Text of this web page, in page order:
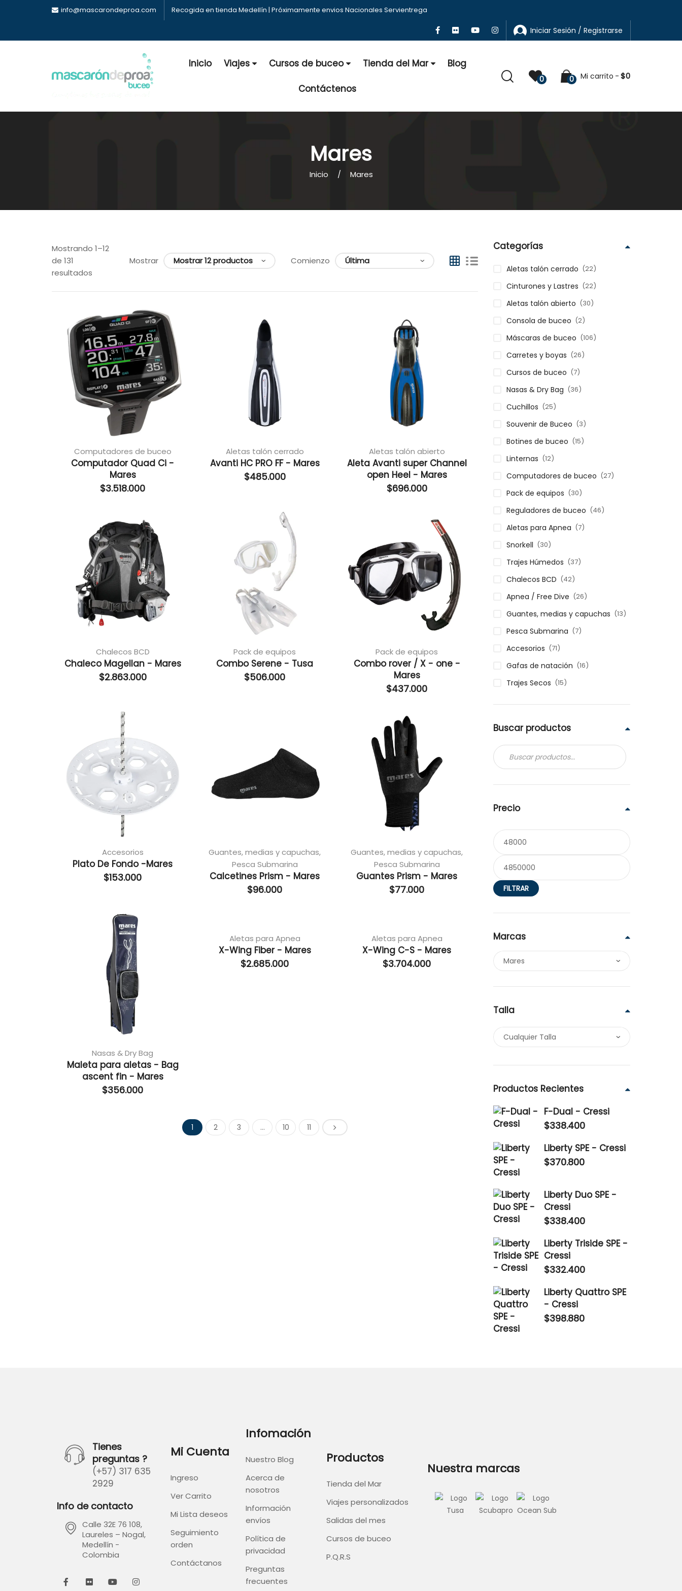
info@mascarondeproa.com Recogida en tienda Medellín | Próximamente envios Nacionales Servientrega
Iniciar Sesión / Registrarse
Inicio Viajes Cursos de buceo Tienda del Mar Blog
Contáctenos
0 0 Mi carrito $0
Mares
Inicio Mares
Mostrando 1–12
de 131
resultados
Mostrar Comienzo
Computadores de buceo
Computador Quad Ci -
Mares
$3.518.000
Aletas talón cerrado
Avanti HC PRO FF - Mares
$485.000
Aletas talón abierto
Aleta Avanti super Channel
open Heel - Mares
$696.000
Chalecos BCD
Chaleco Magellan - Mares
$2.863.000
Pack de equipos
Combo Serene - Tusa
$506.000
Pack de equipos
Combo rover / X - one -
Mares
$437.000
Accesorios
Plato De Fondo -Mares
$153.000
Guantes, medias y capuchas,
Pesca Submarina
Calcetines Prism - Mares
$96.000
Guantes, medias y capuchas,
Pesca Submarina
Guantes Prism - Mares
$77.000
Nasas & Dry Bag
Maleta para aletas - Bag
ascent fin - Mares
$356.000
Aletas para Apnea
X-Wing Fiber - Mares
$2.685.000
Aletas para Apnea
X-Wing C-S - Mares
$3.704.000
1 2 3 … 10 11
Categorías
Aletas talón cerrado (22)
Cinturones y Lastres (22)
Aletas talón abierto (30)
Consola de buceo (2)
Máscaras de buceo (106)
Carretes y boyas (26)
Cursos de buceo (7)
Nasas & Dry Bag (36)
Cuchillos (25)
Souvenir de Buceo (3)
Botines de buceo (15)
Linternas (12)
Computadores de buceo (27)
Pack de equipos (30)
Reguladores de buceo (46)
Aletas para Apnea (7)
Snorkell (30)
Trajes Húmedos (37)
Chalecos BCD (42)
Apnea / Free Dive (26)
Guantes, medias y capuchas (13)
Pesca Submarina (7)
Accesorios (71)
Gafas de natación (16)
Trajes Secos (15)
Buscar productos
Precio
FILTRAR
Marcas
Talla
Productos Recientes
F-Dual - Cressi
$338.400
Liberty SPE - Cressi
$370.800
Liberty Duo SPE -
Cressi
$338.400
Liberty Triside SPE -
Cressi
$332.400
Liberty Quattro SPE
- Cressi
$398.880
Tienes
preguntas ?
(+57) 317 635
2929
Info de contacto
Calle 32E 76 108,
Laureles – Nogal,
Medellín -
Colombia
Mi Cuenta
Ingreso
Ver Carrito
Mi Lista deseos
Seguimiento
orden
Contáctanos
Infomación
Nuestro Blog
Acerca de
nosotros
Información
envíos
Política de
privacidad
Preguntas
frecuentes
Productos
Tienda del Mar
Viajes personalizados
Salidas del mes
Cursos de buceo
P.Q.R.S
Nuestra marcas